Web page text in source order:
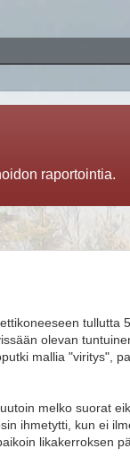
raportointia.
tullutta
olevan
mallia "viritys",
melko suorat
ihmetytti, kun ei
likakerroksen